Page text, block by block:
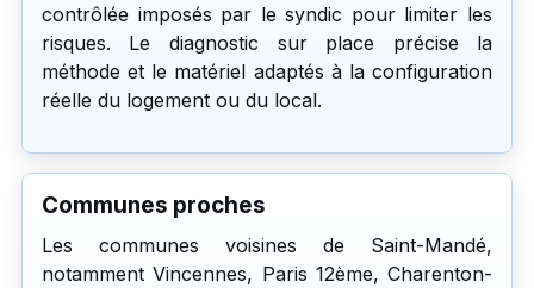
contrôlée imposés par le syndic pour limiter les
risques. Le diagnostic sur place précise la
méthode et le matériel adaptés à la configuration
réelle du logement ou du local.
Communes proches
Les communes voisines de Saint-Mandé,
notamment Vincennes, Paris 12ème, Charenton-